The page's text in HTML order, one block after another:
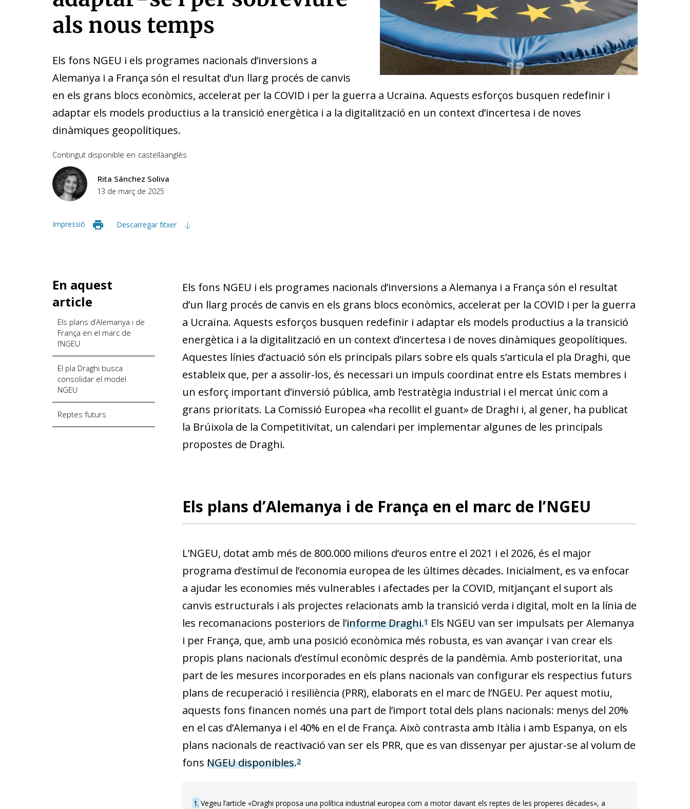
als nous temps
Els fons NGEU i els programes nacionals d’inversions a
Alemanya i a França són el resultat d’un llarg procés de canvis
en els grans blocs econòmics, accelerat per la COVID i per la guerra a Ucraïna. Aquests esforços busquen redefinir i
adaptar els models productius a la transició energètica i a la digitalització en un context d’incertesa i de noves
dinàmiques geopolítiques.
Contingut disponible en castellàanglès
Rita Sánchez Soliva
13 de març de 2025
Impressió Descarregar fitxer
En aquest
article
Els plans d’Alemanya i de
França en el marc de
l’NGEU
El pla Draghi busca
consolidar el model
NGEU
Reptes futurs
Els fons NGEU i els programes nacionals d’inversions a Alemanya i a França són el resultat
d’un llarg procés de canvis en els grans blocs econòmics, accelerat per la COVID i per la guerra
a Ucraïna. Aquests esforços busquen redefinir i adaptar els models productius a la transició
energètica i a la digitalització en un context d’incertesa i de noves dinàmiques geopolítiques.
Aquestes línies d’actuació són els principals pilars sobre els quals s’articula el pla Draghi, que
estableix que, per a assolir-los, és necessari un impuls coordinat entre els Estats membres i
un esforç important d’inversió pública, amb l’estratègia industrial i el mercat únic com a
grans prioritats. La Comissió Europea «ha recollit el guant» de Draghi i, al gener, ha publicat
la Brúixola de la Competitivitat, un calendari per implementar algunes de les principals
propostes de Draghi.
Els plans d’Alemanya i de França en el marc de l’NGEU
L’NGEU, dotat amb més de 800.000 milions d’euros entre el 2021 i el 2026, és el major
programa d’estímul de l’economia europea de les últimes dècades. Inicialment, es va enfocar
a ajudar les economies més vulnerables i afectades per la COVID, mitjançant el suport als
canvis estructurals i als projectes rela­cionats amb la transició verda i digital, molt en la línia de
les recomanacions posteriors de l’informe Draghi.1Els NGEU van ser impulsats per Alemanya
i per França, que, amb una posició econòmica més robusta, es van avançar i van crear els
propis plans nacionals d’estímul econòmic després de la pandèmia. Amb posterioritat, una
part de les mesures incorporades en els plans nacionals van configurar els respectius futurs
plans de recuperació i resiliència (PRR), elaborats en el marc de l’NGEU. Per aquest motiu,
aquests fons financen només una part de l’import total dels plans nacionals: menys del 20%
en el cas d’Alemanya i el 40% en el de França. Això contrasta amb Itàlia i amb Espanya, on els
plans nacionals de reactivació van ser els PRR, que es van dissenyar per ajustar-se al volum de
fons NGEU disponibles.2
1 Vegeu l’article «Draghi proposa una política industrial europea com a motor davant els reptes de les properes dècades», a